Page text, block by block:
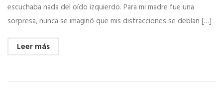
escuchaba nada del oído izquierdo. Para mi madre fue una
sorpresa, nunca se imaginó que mis distracciones se debían […]
Leer más